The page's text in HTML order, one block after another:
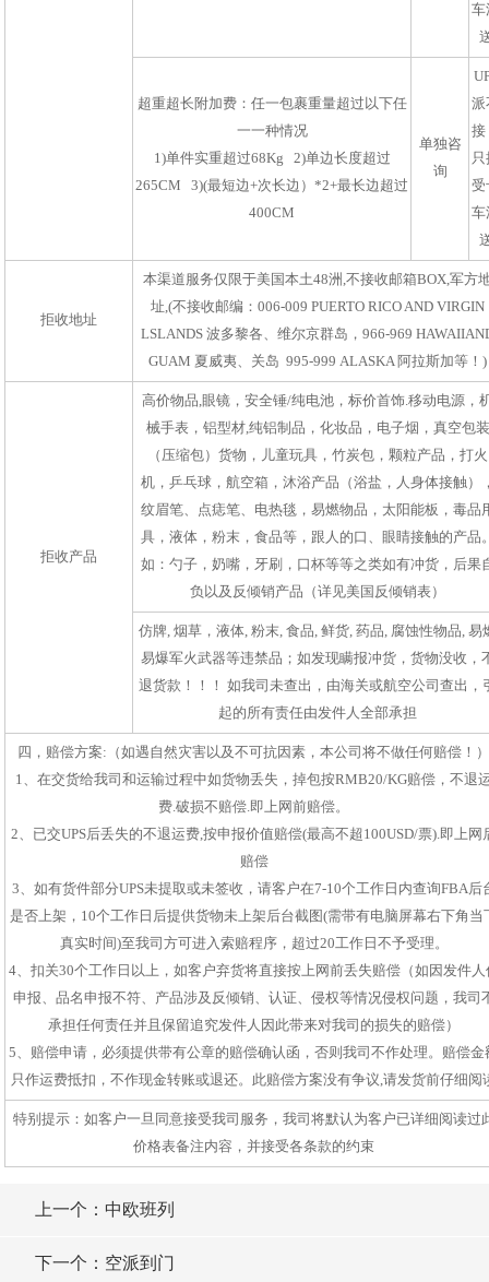
车
超重超长附加费：任一包裹重量超过以下任
一一种情况
1)单件实重超过68Kg 2)单边长度超过
265CM 3)(最短边+次长边）*2+最长边超过
400CM
单独咨
询
派
接
受
车
拒收地址
本渠道服务仅限于美国本土48洲,不接收邮箱BOX,军方
址,(不接收邮编：006-009 PUERTO RICO AND VIRGIN
LSLANDS 波多黎各、维尔京群岛，966-969
GUAM 夏威夷、关岛 995-999 ALASKA 阿拉斯加等！)
拒收产品
高价物品,眼镜，安全锤/纯电池，标价首饰.移动电源，
械手表，铝型材,纯铝制品，化妆品，电子烟，真空包装
（压缩包）货物，儿童玩具，竹炭包，颗粒产品，打火
机，乒乓球，航空箱，沐浴产品（浴盐，人身体接触）
纹眉笔、点痣笔、电热毯，易燃物品，太阳能板，毒品
具，液体，粉末，食品等，跟人的口、眼睛接触的产品
如：勺子，奶嘴，牙刷，口杯等等之类如有冲货，后果
负以及反倾销产品（详见美国反倾销表）
仿牌, 烟草，液体, 粉末, 食品, 鲜货, 药品, 腐蚀性物品, 易
易爆军火武器等违禁品；如发现瞒报冲货，货物没收，
退货款！！！ 如我司未查出，由海关或航空公司查出，
起的所有责任由发件人全部承担
四，赔偿方案:（如遇自然灾害以及不可抗因素，本公司将不做任何赔偿！
1、在交货给我司和运输过程中如货物丢失，掉包按RMB20/KG赔偿，不退
费.破损不赔偿.即上网前赔偿。
2、已交UPS后丢失的不退运费,按申报价值赔偿(最高不超100USD/票).即上网
赔偿
3、如有货件部分UPS未提取或未签收，请客户在7-10个工作日内查询FBA后
是否上架，10个工作日后提供货物未上架后台截图(需带有电脑屏幕右下角当
真实时间)至我司方可进入索赔程序，超过20工作日不予受理。
4、扣关30个工作日以上，如客户弃货将直接按上网前丢失赔偿（如因发件人
申报、品名申报不符、产品涉及反倾销、认证、侵权等情况侵权问题，我司
承担任何责任并且保留追究发件人因此带来对我司的损失的赔偿）
5、赔偿申请，必须提供带有公章的赔偿确认函，否则我司不作处理。赔偿金
只作运费抵扣，不作现金转账或退还。此赔偿方案没有争议,请发货前仔细阅
特别提示：如客户一旦同意接受我司服务，我司将默认为客户已详细阅读过
价格表备注内容，并接受各条款的约束
上一个：中欧班列
下一个：空派到门